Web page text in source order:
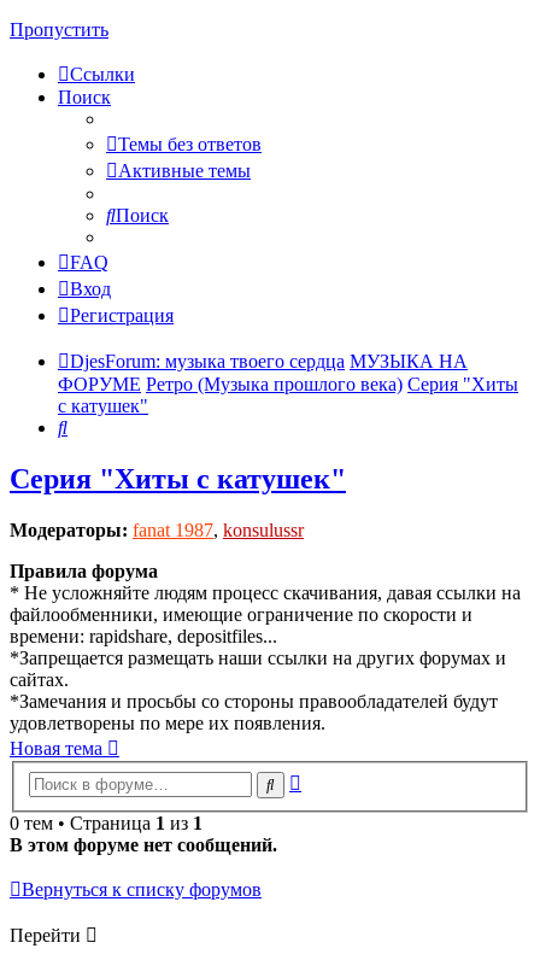
Пропустить
Ссылки
Поиск
Темы без ответов
Активные темы
Поиск
FAQ
Вход
Регистрация
DjesForum: музыка твоего сердца МУЗЫКА НА
ФОРУМЕ Ретро (Музыка прошлого века) Серия "Хиты
с катушек"
Поиск
Серия "Хиты с катушек"
Модераторы: fanat 1987, konsulussr
Правила форума
* Не усложняйте людям процесс скачивания, давая ссылки на
файлообменники, имеющие ограничение по скорости и
времени: rapidshare, depositfiles...
*Запрещается размещать наши ссылки на других форумах и
сайтах.
*Замечания и просьбы со стороны правообладателей будут
удовлетворены по мере их появления.
Новая тема
Поиск
0 тем • Страница 1 из 1
В этом форуме нет сообщений.
Вернуться к списку форумов
Перейти